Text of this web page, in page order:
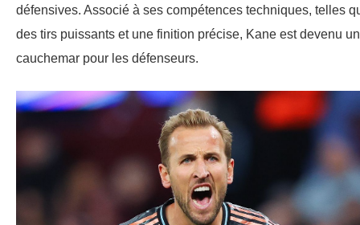
défensives. Associé à ses compétences techniques, telles
des tirs puissants et une finition précise, Kane est devenu un
cauchemar pour les défenseurs.